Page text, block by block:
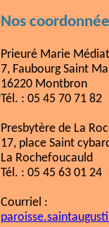
Nos
Prieuré Marie
7, Faubourg Saint
16220 Montbron
Tél. : 05 45 70 71 82
Presbytère de La
17, place Saint
La Rochefoucauld
Tél. : 05 45 63 01 24
Courriel :